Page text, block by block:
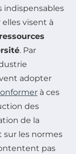
indispensables
visent à
ressources
. Par
adopter
à ces
des
de la
sur les normes
pas